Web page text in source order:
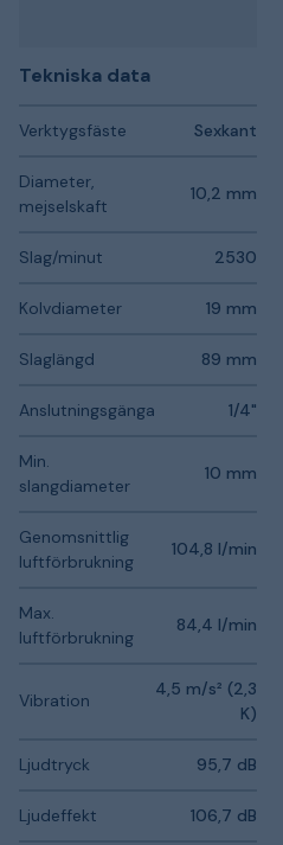
Tekniska data
Verktygsfäste Sexkant
Diameter,
mejselskaft
10,2 mm
Slag/minut 2530
Kolvdiameter 19 mm
Slaglängd 89 mm
Anslutningsgänga 1/4"
Min.
slangdiameter
10 mm
Genomsnittlig
luftförbrukning
104,8 l/min
Max.
luftförbrukning
84,4 l/min
Vibration
4,5 m/s² (2,3
K)
Ljudtryck 95,7 dB
Ljudeffekt 106,7 dB